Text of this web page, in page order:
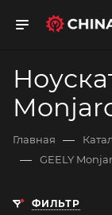
Главная —
— GEELY
ФИЛЬТР